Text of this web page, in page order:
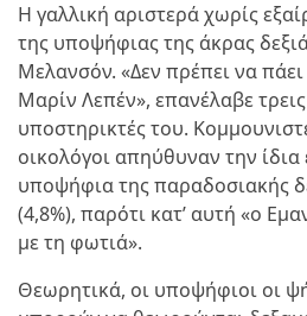
Η γαλλική αριστερά χωρίς
της υποψήφιας της άκρας
Μελανσόν. «Δεν πρέπει να
Μαρίν Λεπέν», επανέλαβε
υποστηρικτές του.
οικολόγοι απηύθυναν την
υποψήφια της παραδοσιακής
(4,8%), παρότι κατ’ αυτή «ο
με τη φωτιά».
Θεωρητικά, οι υποψήφιοι οι